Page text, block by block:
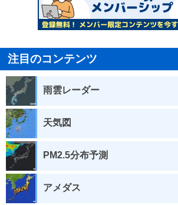
注目のコンテンツ
雨雲レーダー
天気図
PM2.5分布予測
アメダス